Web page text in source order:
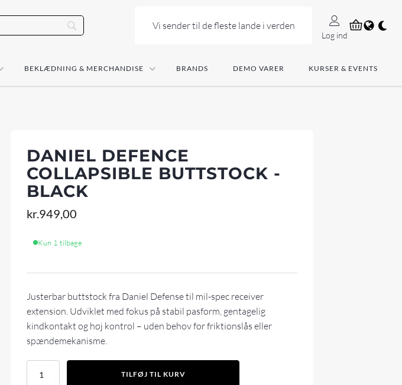
Vi sender til de fleste lande i verden
Log ind
BEKLÆDNING & MERCHANDISE BRANDS DEMO VARER KURSER & EVENTS
DANIEL DEFENCE
COLLAPSIBLE BUTTSTOCK -
BLACK
kr.949,00
Kun 1 tilbage
Justerbar buttstock fra Daniel Defense til mil-spec receiver
extension. Udviklet med fokus på stabil pasform, gentagelig
kindkontakt og høj kontrol – uden behov for friktionslås eller
spændemekanisme.
Daniel
TILFØJ TIL KURV